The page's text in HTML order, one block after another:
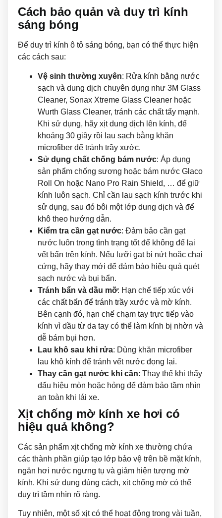
Cách bảo quản và duy trì kính
sáng bóng
Để duy trì kính ô tô sáng bóng, bạn có thể thực hiện
các cách sau:
Vệ sinh thường xuyên: Rửa kính bằng nước
sạch và dung dịch chuyên dụng như 3M Glass
Cleaner, Sonax Xtreme Glass Cleaner hoặc
Wurth Glass Cleaner, tránh các chất tẩy mạnh.
Khi sử dụng, hãy xịt dung dịch lên kính, để
khoảng 30 giây rồi lau sạch bằng khăn
microfiber để tránh trầy xước.
Sử dụng chất chống bám nước: Áp dụng
sản phẩm chống sương hoặc bám nước Glaco
Roll On hoặc Nano Pro Rain Shield, … để giữ
kính luôn sạch. Chỉ cần lau sạch kính trước khi
sử dụng, sau đó bôi một lớp dung dịch và để
khô theo hướng dẫn.
Kiểm tra cần gạt nước: Đảm bảo cần gạt
nước luôn trong tình trạng tốt để không để lại
vết bẩn trên kính. Nếu lưỡi gạt bị nứt hoặc chai
cứng, hãy thay mới để đảm bảo hiệu quả quét
sạch nước và bụi bẩn.
Tránh bẩn và dầu mỡ: Hạn chế tiếp xúc với
các chất bẩn để tránh trầy xước và mờ kính.
Bên cạnh đó, hạn chế chạm tay trực tiếp vào
kính vì dầu từ da tay có thể làm kính bị nhờn và
dễ bám bụi hơn.
Lau khô sau khi rửa: Dùng khăn microfiber
lau khô kính để tránh vết nước đọng lại.
Thay cần gạt nước khi cần: Thay thế khi thấy
dấu hiệu mòn hoặc hỏng để đảm bảo tầm nhìn
an toàn khi lái xe.
Xịt chống mờ kính xe hơi có
hiệu quả không?
Các sản phẩm xịt chống mờ kính xe thường chứa
các thành phần giúp tạo lớp bảo vệ trên bề mặt kính,
ngăn hơi nước ngưng tụ và giảm hiện tượng mờ
kính. Khi sử dụng đúng cách, xịt chống mờ có thể
duy trì tầm nhìn rõ ràng.
Tuy nhiên, một số xịt có thể hoạt động trong vài tuần,